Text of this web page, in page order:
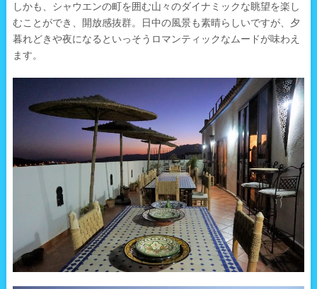
しかも、シャウエンの町を囲む山々のダイナミックな眺望を楽し
むことができ、開放感抜群。日中の風景も素晴らしいですが、夕
暮れどきや夜になるといっそうロマンティックなムードが味わえ
ます。